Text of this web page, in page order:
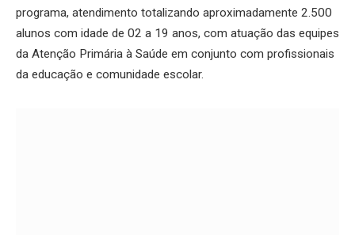
programa, atendimento totalizando aproximadamente 2.500
alunos com idade de 02 a 19 anos, com atuação das equipes
da Atenção Primária à Saúde em conjunto com profissionais
da educação e comunidade escolar.